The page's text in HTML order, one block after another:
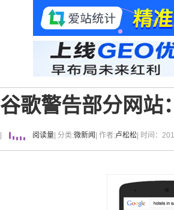
谷歌警告部分网站
阅读量 | 分类:微新闻 | 作者:卢松松 | 时间：